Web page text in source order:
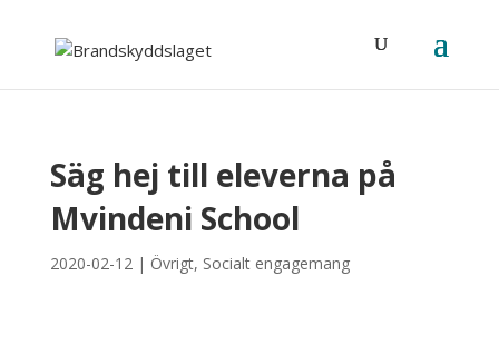
Säg hej till eleverna på
Mvindeni School
2020-02-12| Övrigt, Socialt engagemang